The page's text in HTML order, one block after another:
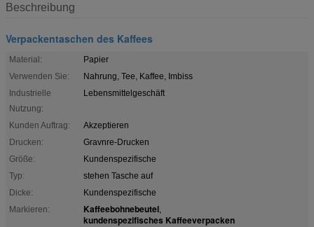
Beschreibung
Verpackentaschen des Kaffees
Material:
Papier
Verwenden Sie:
Nahrung, Tee, Kaffee, Imbiss
Industrielle
Nutzung:
Lebensmittelgeschäft
Kunden Auftrag:
Akzeptieren
Drucken:
Gravnre-Drucken
Größe:
Kundenspezifische
Typ:
stehen Tasche auf
Dicke:
Kundenspezifische
Markieren:
Kaffeebohnebeutel,
kundenspezifisches Kaffeeverpacken